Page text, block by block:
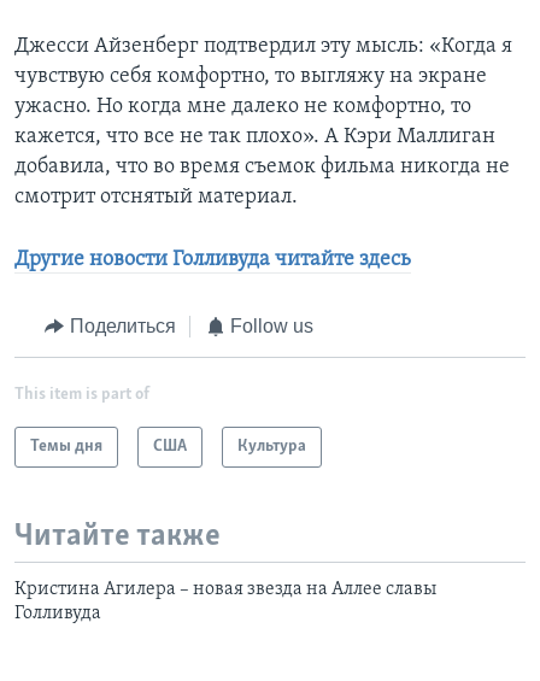
Джесси Айзенберг подтвердил эту мысль: «Когда я
чувствую себя комфортно, то выгляжу на экране
ужасно. Но когда мне далеко не комфортно, то
кажется, что все не так плохо». А Кэри Маллиган
добавила, что во время съемок фильма никогда не
смотрит отснятый материал.
Другие новости Голливуда читайте здесь
Поделиться Follow us
This item is part of
Темы дня США Культура
Читайте также
Кристина Агилера – новая звезда на Аллее славы
Голливуда